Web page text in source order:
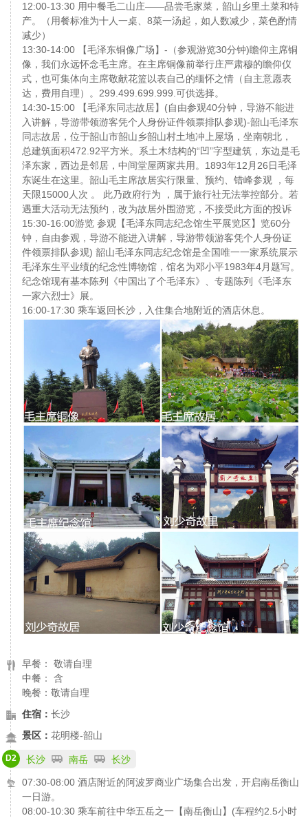
12:00-13:30 用中餐毛二山庄——品尝毛家菜，韶山乡里土菜和特
产。（用餐标准为十人一桌、8菜一汤起，如人数减少，菜色酌情
减少）
13:30-14:00 【毛泽东铜像广场】-（参观游览30分钟)瞻仰主席铜
像，我们永远怀念毛主席。在主席铜像前举行庄严肃穆的瞻仰仪
式，也可集体向主席敬献花篮以表自己的缅怀之情（自主意愿表
达，费用自理）。299.499.699.999.可供选择。
14:30-15:00 【毛泽东同志故居】(自由参观40分钟，导游不能进
入讲解，导游带领游客凭个人身份证件领票排队参观)-韶山毛泽东
同志故居，位于韶山市韶山乡韶山村土地冲上屋场，坐南朝北，
总建筑面积472.92平方米。系土木结构的“凹”字型建筑，东边是毛
泽东家，西边是邻居，中间堂屋两家共用。1893年12月26日毛泽
东诞生在这里。韶山毛主席故居实行限量、预约、错峰参观 ，每
天限15000人次 。 此乃政府行为 ，属于旅行社无法掌控部分。若
遇重大活动无法预约，改为故居外围游览，不接受此方面的投诉
15:30-16:00游览 参观【毛泽东同志纪念馆生平展览区】览60分
钟，自由参观，导游不能进入讲解，导游带领游客凭个人身份证
件领票排队参观) 韶山毛泽东同志纪念馆是全国唯一一家系统展示
毛泽东生平业绩的纪念性博物馆，馆名为邓小平1983年4月题写。
纪念馆现有基本陈列《中国出了个毛泽东》、专题陈列《毛泽东
一家六烈士》展。
16:00-17:30 乘车返回长沙，入住集合地附近的酒店休息。
早餐： 敬请自理
中餐： 含
晚餐：敬请自理
住宿： 长沙
景区： 花明楼-韶山
D2 长沙 南岳 长沙
07:30-08:00 酒店附近的阿波罗商业广场集合出发，开启南岳衡山
一日游。
08:00-10:30 乘车前往中华五岳之一【南岳衡山】(车程约2.5小时